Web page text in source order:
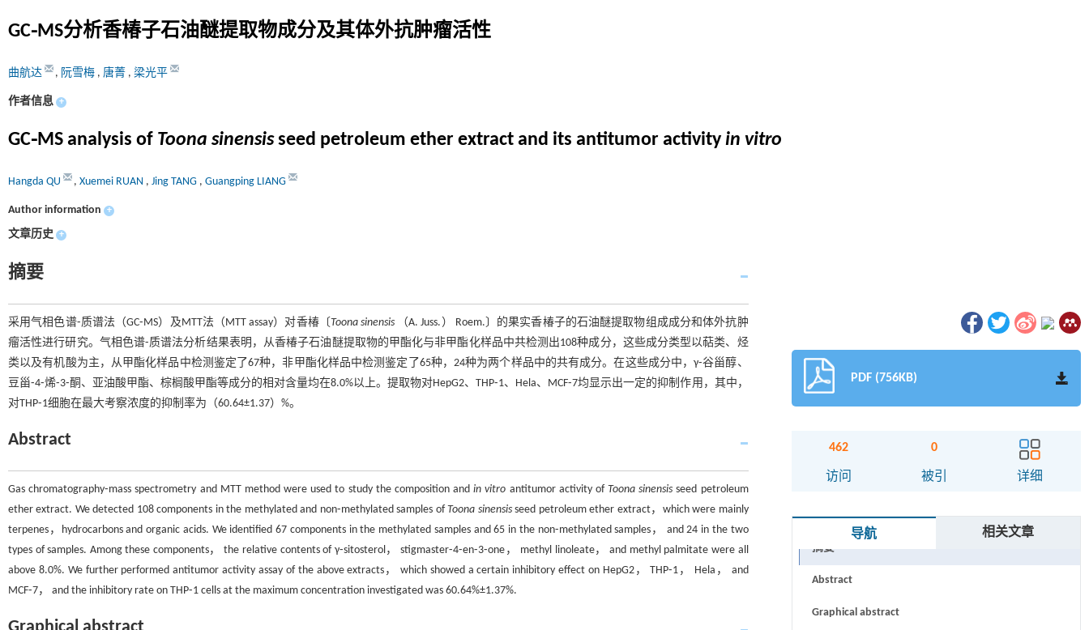
GC⁃MS分析香椿子石油醚提取物成分及其体外抗肿瘤活性
曲航达 , 阮雪梅 , 唐菁 , 梁光平
作者信息 +
GC⁃MS analysis of Toona sinensisseed petroleum ether extract and its antitumor activity in vitro
Hangda QU , Xuemei RUAN , Jing TANG , Guangping LIANG
Author information +
文章历史 +
摘要
采用气相色谱⁃质谱法（GC⁃MS）及MTT法（MTT assay）对香椿〔Toona sinensis （A. Juss.） Roem.〕的果实香椿子的石油醚提取物组成成分和体外抗肿
瘤活性进行研究。气相色谱⁃质谱法分析结果表明，从香椿子石油醚提取物的甲酯化与非甲酯化样品中共检测出108种成分，这些成分类型以萜类、烃
类以及有机酸为主，从甲酯化样品中检测鉴定了67种，非甲酯化样品中检测鉴定了65种，24种为两个样品中的共有成分。在这些成分中，γ⁃谷甾醇、
豆甾⁃4⁃烯⁃3⁃酮、亚油酸甲酯、棕榈酸甲酯等成分的相对含量均在8.0%以上。提取物对HepG2、THP⁃1、Hela、MCF⁃7均显示出一定的抑制作用，其中，
对THP⁃1细胞在最大考察浓度的抑制率为（60.64±1.37）%。
Abstract
Gas chromatography⁃mass spectrometry and MTT method were used to study the composition andin vitro antitumor activity ofToona sinensis seed petroleum
ether extract. We detected 108 components in the methylated and non⁃methylated samples ofToona sinensisseed petroleum ether extract，which were mainly
terpenes，hydrocarbons and organic acids. We identified 67 components in the methylated samples and 65 in the non⁃methylated samples， and 24 in the two
types of samples. Among these components， the relative contents of γ⁃sitosterol， stigmaster⁃4⁃en⁃3⁃one， methyl linoleate， and methyl palmitate were all
above 8.0%. We further performed antitumor activity assay of the above extracts， which showed a certain inhibitory effect on HepG2， THP⁃1， Hela， and
MCF⁃7， and the inhibitory rate on THP⁃1 cells at the maximum concentration investigated was 60.64%±1.37%.
PDF (756KB)
462
访问
0
被引 详细
导航 相关文章
摘要
Abstract
Graphical abstract